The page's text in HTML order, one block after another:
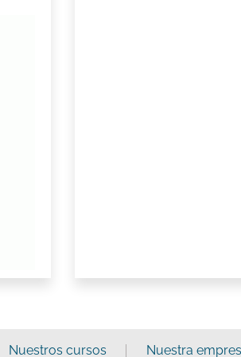
Nuestros cursos Nuestra